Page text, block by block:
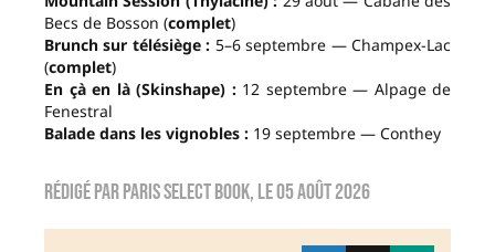
Becs de Bosson (complet)
Brunch sur télésiège : 5–6 septembre — Champex-Lac
(complet)
En çà en là (Skinshape) :12 septembre — Alpage de
Fenestral
Balade dans les vignobles : 19 septembre — Conthey
Rédigé parParis Select Book, le05 août 2026